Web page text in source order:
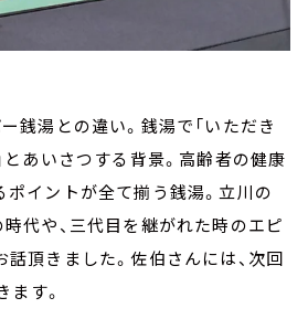
銭湯との違い。銭湯で「いただき
とあいさつする背景。高齢者の健康
イントが全て揃う銭湯。立川の
代や、三代目を継がれた時のエピ
頂きました。佐伯さんには、次回
す。